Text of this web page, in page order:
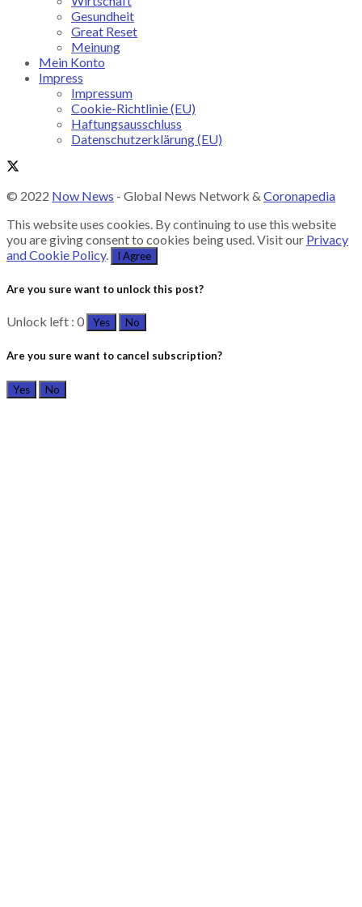
Gesundheit
Great Reset
Meinung
Mein Konto
Impress
Impressum
Cookie-Richtlinie (EU)
Haftungsausschluss
Datenschutzerklärung (EU)
© 2022 Now News - Global News Network & Coronapedia
This website uses cookies. By continuing to use this website
you are giving consent to cookies being used. Visit our Privacy
and Cookie Policy. I Agree
Are you sure want to unlock this post?
Unlock left : 0 Yes No
Are you sure want to cancel subscription?
Yes No